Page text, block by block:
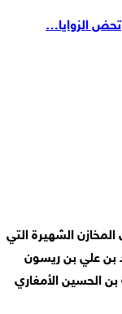
الزوايا…
الشهيرة التي
بن علي بن ريسون
الله بن الحسين الأمغاري